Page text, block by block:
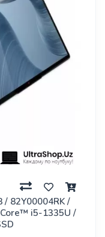
/ 82Y00004RK /
i5-1335U /